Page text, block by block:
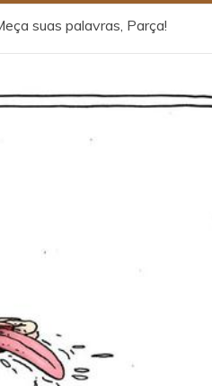
suas palavras, Parça!